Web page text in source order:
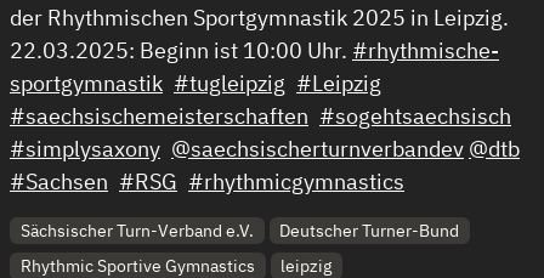
der Rhythmischen Sportgymnastik 2025 in Leipzig.
22.03.2025: Beginn ist 10:00 Uhr. #rhythmische-
sportgymnastik #tugleipzig #Leipzig
#saechsischemeisterschaften #sogehtsaechsisch
#simplysaxony @saechsischerturnverbandev @dtb
#Sachsen #RSG #rhythmicgymnastics
Sächsischer Turn-Verband e.V.
Deutscher Turner-Bund
Rhythmic Sportive Gymnastics
leipzig